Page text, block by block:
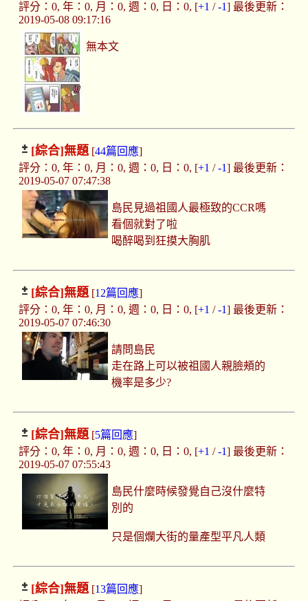
評分：0, 年：0, 月：0, 週：0, 日：0, [+1 /-1] 最後更新：
2019-05-08 09:17:16
無本文
[綜合]無題[44篇回應]
評分：0, 年：0, 月：0, 週：0, 日：0, [+1 /-1] 最後更新：
2019-05-07 07:47:38
島民見過祖國人最極致的CCR嗎
看個就對了啦
喝醉喝到狂摸大胸肌
[綜合]無題[12篇回應]
評分：0, 年：0, 月：0, 週：0, 日：0, [+1 /-1] 最後更新：
2019-05-07 07:46:30
請問島民
走在路上可以被祖國人親臉頰的
機率是多少?
[綜合]無題[5篇回應]
評分：0, 年：0, 月：0, 週：0, 日：0, [+1 /-1] 最後更新：
2019-05-07 07:55:43
島民什麼時候發覺自己沒什麼特
別的
只是個爛大街的量產型平凡人類
[綜合]無題[13篇回應]